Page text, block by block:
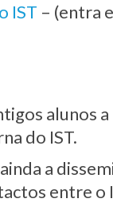
IST – (entra
alunos
do IST.
a
entre o